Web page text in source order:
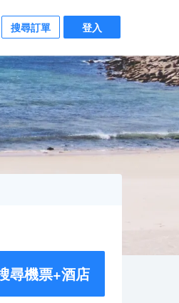
搜尋訂單 登入
尋機票+酒店